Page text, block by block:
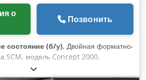
Позвонить
состояние (б/у), Двойная форматно-
SCM, модель Concept 2000,
с электронной регулировкой
(щепоотделяющий) резчик